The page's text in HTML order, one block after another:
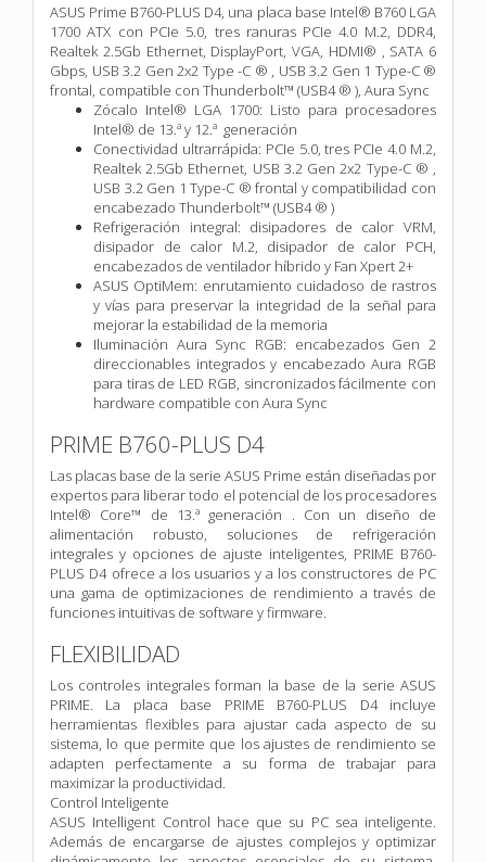
ASUS Prime B760-PLUS D4, una placa base Intel® B760 LGA
1700 ATX con PCIe 5.0, tres ranuras PCIe 4.0 M.2, DDR4,
Realtek 2.5Gb Ethernet, DisplayPort, VGA, HDMI® , SATA 6
Gbps, USB 3.2 Gen 2x2 Type -C ® , USB 3.2 Gen 1 Type-C ®
frontal, compatible con Thunderbolt™ (USB4 ® ), Aura Sync
Zócalo Intel® LGA 1700: Listo para procesadores
Intel® de 13.ª y 12.ª generación
Conectividad ultrarrápida: PCIe 5.0, tres PCIe 4.0 M.2,
Realtek 2.5Gb Ethernet, USB 3.2 Gen 2x2 Type-C ® ,
USB 3.2 Gen 1 Type-C ® frontal y compatibilidad con
encabezado Thunderbolt™ (USB4 ® )
Refrigeración integral: disipadores de calor VRM,
disipador de calor M.2, disipador de calor PCH,
encabezados de ventilador híbrido y Fan Xpert 2+
ASUS OptiMem: enrutamiento cuidadoso de rastros
y vías para preservar la integridad de la señal para
mejorar la estabilidad de la memoria
Iluminación Aura Sync RGB: encabezados Gen 2
direccionables integrados y encabezado Aura RGB
para tiras de LED RGB, sincronizados fácilmente con
hardware compatible con Aura Sync
PRIME B760-PLUS D4
Las placas base de la serie ASUS Prime están diseñadas por
expertos para liberar todo el potencial de los procesadores
Intel® Core™ de 13.ª generación . Con un diseño de
alimentación robusto, soluciones de refrigeración
integrales y opciones de ajuste inteligentes, PRIME B760-
PLUS D4 ofrece a los usuarios y a los constructores de PC
una gama de optimizaciones de rendimiento a través de
funciones intuitivas de software y firmware.
FLEXIBILIDAD
Los controles integrales forman la base de la serie ASUS
PRIME. La placa base PRIME B760-PLUS D4 incluye
herramientas flexibles para ajustar cada aspecto de su
sistema, lo que permite que los ajustes de rendimiento se
adapten perfectamente a su forma de trabajar para
maximizar la productividad.
Control Inteligente
ASUS Intelligent Control hace que su PC sea inteligente.
Además de encargarse de ajustes complejos y optimizar